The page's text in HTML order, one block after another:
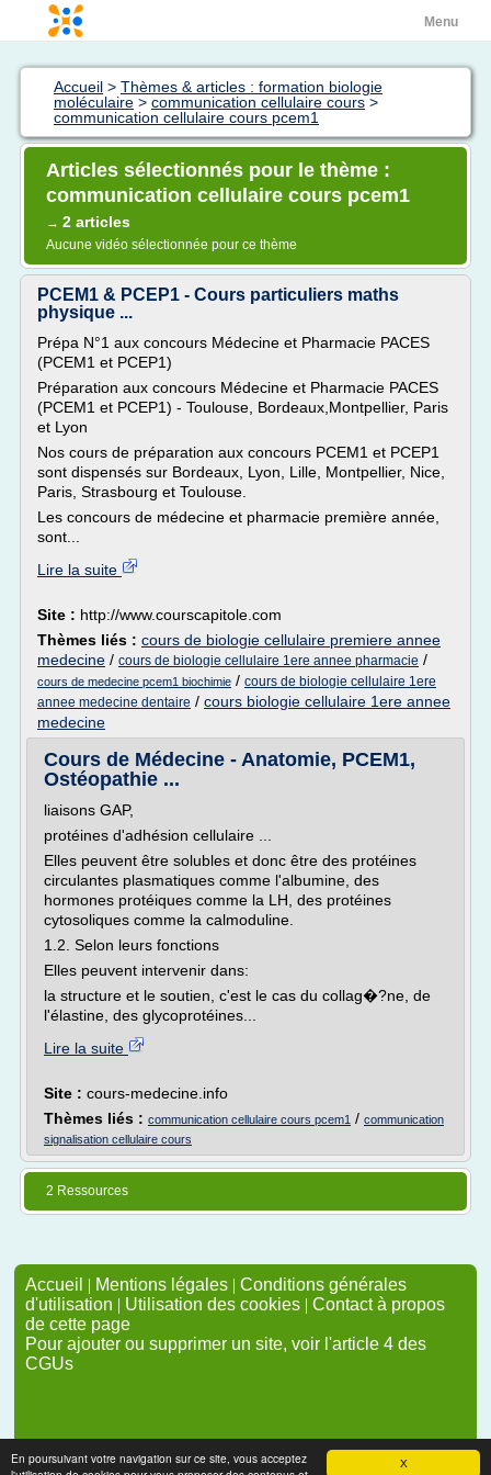
X
En poursuivant votre navigation sur ce site, vous acceptez
Menu
Accueil > Thèmes & articles : formation biologie
moléculaire > communication cellulaire cours >
communication cellulaire cours pcem1
Articles sélectionnés pour le thème :
communication cellulaire cours pcem1
→ 2 articles
Aucune vidéo sélectionnée pour ce thème
PCEM1 & PCEP1 - Cours particuliers maths
physique ...
Prépa N°1 aux concours Médecine et Pharmacie PACES
(PCEM1 et PCEP1)
Préparation aux concours Médecine et Pharmacie PACES
(PCEM1 et PCEP1) - Toulouse, Bordeaux,Montpellier, Paris
et Lyon
Nos cours de préparation aux concours PCEM1 et PCEP1
sont dispensés sur Bordeaux, Lyon, Lille, Montpellier, Nice,
Paris, Strasbourg et Toulouse.
Les concours de médecine et pharmacie première année,
sont...
Lire la suite
Site : http://www.courscapitole.com
Thèmes liés : cours de biologie cellulaire premiere annee
medecine / cours de biologie cellulaire 1ere annee pharmacie /
cours de medecine pcem1 biochimie / cours de biologie cellulaire 1ere
annee medecine dentaire / cours biologie cellulaire 1ere annee
medecine
Cours de Médecine - Anatomie, PCEM1,
Ostéopathie ...
liaisons GAP,
protéines d'adhésion cellulaire ...
Elles peuvent être solubles et donc être des protéines
circulantes plasmatiques comme l'albumine, des
hormones protéiques comme la LH, des protéines
cytosoliques comme la calmoduline.
1.2. Selon leurs fonctions
Elles peuvent intervenir dans:
la structure et le soutien, c'est le cas du collag�?ne, de
l'élastine, des glycoprotéines...
Lire la suite
Site : cours-medecine.info
Thèmes liés : communication cellulaire cours pcem1 / communication
signalisation cellulaire cours
2 Ressources
Accueil | Mentions légales | Conditions générales
d'utilisation | Utilisation des cookies | Contact à propos
de cette page
Pour ajouter ou supprimer un site, voir l'article 4 des
CGUs